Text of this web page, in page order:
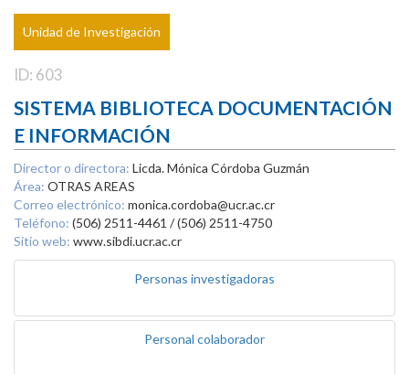
Unidad de Investigación
ID: 603
SISTEMA BIBLIOTECA DOCUMENTACIÓN
E INFORMACIÓN
Director o directora: Licda. Mónica Córdoba Guzmán
Área: OTRAS AREAS
Correo electrónico: monica.cordoba@ucr.ac.cr
Teléfono: (506) 2511-4461 / (506) 2511-4750
Sitio web: www.sibdi.ucr.ac.cr
Personas investigadoras
Personal colaborador